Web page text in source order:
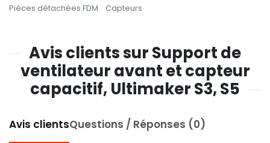
Pièces détachées FDM
Capteurs
Avis clients sur Support de
ventilateur avant et capteur
capacitif, Ultimaker S3, S5
Avis clientsQuestions / Réponses (0)